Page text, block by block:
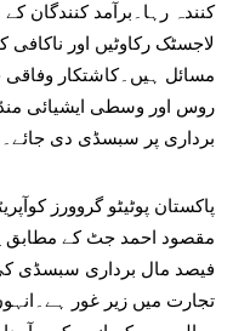
کنندہ رہا۔برآمد کنندگان
لاجسٹک رکاوٹیں اور
مسائل ہیں۔کاشتکار
روس اور وسطی ایشیائی
برداری پر سبسڈی دی جائے۔
پاکستان پوٹیٹو گروورز
فیصد مال برداری سبسڈی
تجارت میں زیر غور